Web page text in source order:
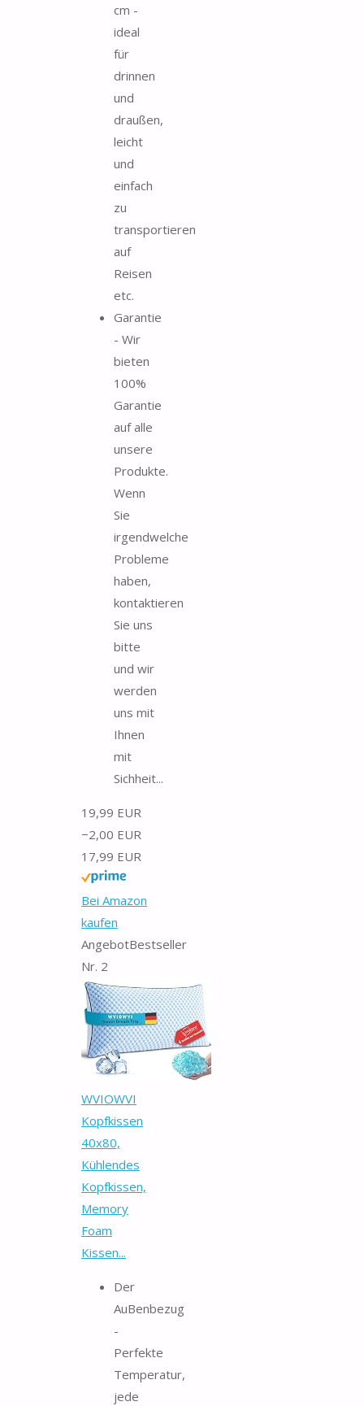
cm -
ideal
für
drinnen
und
draußen,
leicht
und
einfach
zu
transportieren
auf
Reisen
etc.
Garantie
- Wir
bieten
100%
Garantie
auf alle
unsere
Produkte.
Wenn
Sie
irgendwelche
Probleme
haben,
kontaktieren
Sie uns
bitte
und wir
werden
uns mit
Ihnen
mit
Sichheit...
19,99 EUR
−2,00 EUR
17,99 EUR
Bei Amazon
kaufen
AngebotBestseller
Nr. 2
WVIOWVI
Kopfkissen
40x80,
Kühlendes
Kopfkissen,
Memory
Foam
Kissen...
Der
AuBenbezug
-
Perfekte
Temperatur,
jede